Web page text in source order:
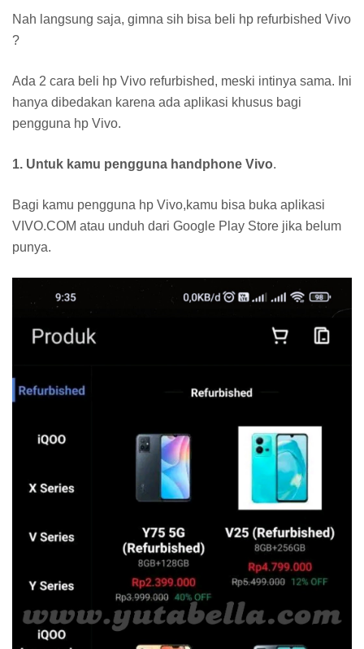
Nah langsung saja, gimna sih bisa beli hp refurbished Vivo
?
Ada 2 cara beli hp Vivo refurbished, meski intinya sama. Ini
hanya dibedakan karena ada aplikasi khusus bagi
pengguna hp Vivo.
1. Untuk kamu pengguna handphone Vivo.
Bagi kamu pengguna hp Vivo,kamu bisa buka aplikasi
VIVO.COM atau unduh dari Google Play Store jika belum
punya.